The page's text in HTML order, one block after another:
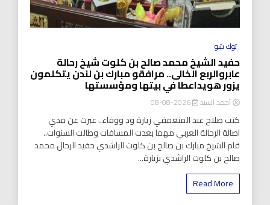
توك شو
حفيد الشيخ محمد صالح بن كلوت شيخ رحالة
عابروالربع الخالى.. مرافقو مبارك بن لندن يتكلمون
يزور هويداعطا في بيتها ومؤسستها
أحمد السيد 2026-08-08
كتب صلاح عبد المنعمفي زيارة ود ووفاء.. عبرت عن مدي
اصالة الرحالة العربي مهما بعدت المسافات وطالت السنوات..
قام الشيخ مبارك بن صالح بن كلوت الراشدي حفيد الرحال محمد
صالح بن كلوت الراشدي بزيارة...
Read More